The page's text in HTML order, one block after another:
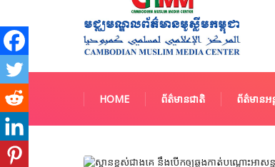
HOME ព័ត៌មានជាតិ ព័ត៌មានអន្